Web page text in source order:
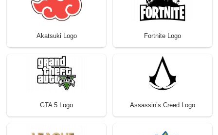
Akatsuki Logo Fortnite Logo
GTA 5 Logo Assassin’s Creed Logo